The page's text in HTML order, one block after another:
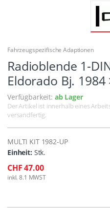
Fahrzeugspezifische Adaptionen
Radioblende 1-
Eldorado Bj. 1984
Verfügbarkeit: ab Lager
Der Artikel ist innerhalb eines
versandfertig.
MULTI KIT 1982-UP
Einheit: Stk.
CHF 47.00
inkl. 8.1 MWST